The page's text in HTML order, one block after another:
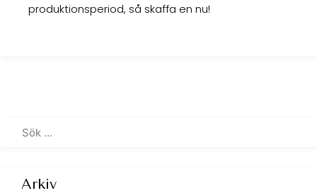
produktionsperiod, så skaffa en nu!
Arkiv